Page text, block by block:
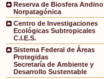
Reserva de Biosfera Andino
Norpatagónica
Centro de Investigaciones
Ecológicas Subtropicales
C.I.E.S.
Sistema Federal de Áreas
Protegidas
Secretaría de Ambiente y
Desarrollo Sustentable